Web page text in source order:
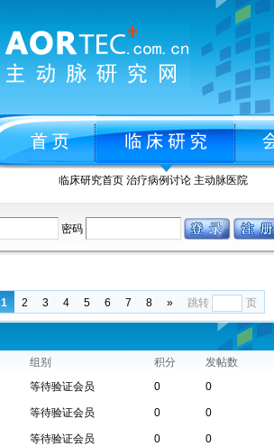
临床研究首页 治疗病例讨论 主动脉医院
密码
1 2 3 4 5 6 7 8 » 跳转 页
组别 积分 发帖数
等待验证会员 0 0
等待验证会员 0 0
等待验证会员 0 0